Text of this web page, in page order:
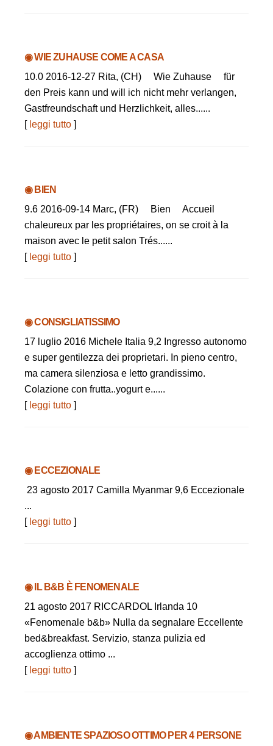
◉ WIE ZUHAUSE COME A CASA
10.0 2016-12-27 Rita, (CH) Wie Zuhause für
den Preis kann und will ich nicht mehr verlangen,
Gastfreundschaft und Herzlichkeit, alles......
[ leggi tutto ]
◉ BIEN
9.6 2016-09-14 Marc, (FR) Bien Accueil
chaleureux par les propriétaires, on se croit à la
maison avec le petit salon Trés......
[ leggi tutto ]
◉ CONSIGLIATISSIMO
17 luglio 2016 Michele Italia 9,2 Ingresso autonomo
e super gentilezza dei proprietari. In pieno centro,
ma camera silenziosa e letto grandissimo.
Colazione con frutta..yogurt e......
[ leggi tutto ]
◉ ECCEZIONALE
23 agosto 2017 Camilla Myanmar 9,6 Eccezionale
...
[ leggi tutto ]
◉ IL B&B È FENOMENALE
21 agosto 2017 RICCARDOL Irlanda 10
«Fenomenale b&b» Nulla da segnalare Eccellente
bed&breakfast. Servizio, stanza pulizia ed
accoglienza ottimo ...
[ leggi tutto ]
◉ AMBIENTE SPAZIOSO OTTIMO PER 4 PERSONE